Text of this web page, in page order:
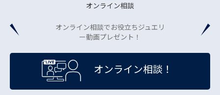
オンライン相談
オンライン相談でお役立ちジュエリ
ー動画プレゼント！
オンライン相談！